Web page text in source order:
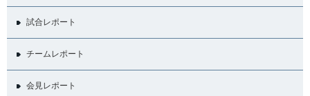
試合レポート
チームレポート
会見レポート